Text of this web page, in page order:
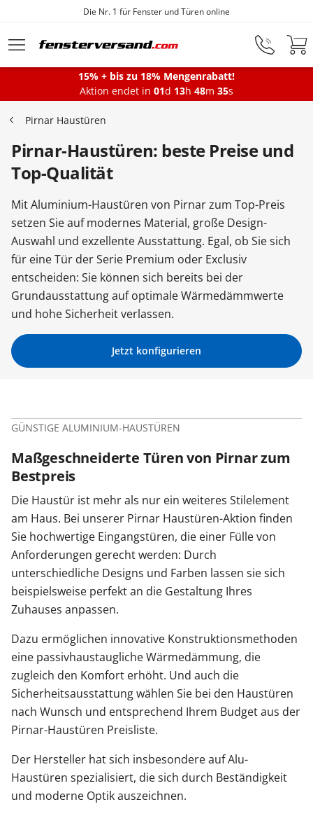
Zum Hauptinhalt springen
Die Nr. 1 für Fenster und Türen online
Montageservice
Fenster
Terrassentüren
Sonnenschutz
Garagentore
Carports
Anmelden / Registrieren
Kontakt / Hilfe
15% + bis zu 18% Mengenrabatt!
Aktion endet in 01d 13h 48m 35s
Pirnar Haustüren
Pirnar-Haustüren: beste Preise und
Top-Qualität
Mit Aluminium-Haustüren von Pirnar zum Top-Preis
setzen Sie auf modernes Material, große Design-
Auswahl und exzellente Ausstattung. Egal, ob Sie sich
für eine Tür der Serie Premium oder Exclusiv
entscheiden: Sie können sich bereits bei der
Grundausstattung auf optimale Wärmedämmwerte
und hohe Sicherheit verlassen.
Jetzt konfigurieren
GÜNSTIGE ALUMINIUM-HAUSTÜREN
Maßgeschneiderte Türen von Pirnar zum
Bestpreis
Die Haustür ist mehr als nur ein weiteres Stilelement
am Haus. Bei unserer Pirnar Haustüren-Aktion finden
Sie hochwertige Eingangstüren, die einer Fülle von
Anforderungen gerecht werden: Durch
unterschiedliche Designs und Farben lassen sie sich
beispielsweise perfekt an die Gestaltung Ihres
Zuhauses anpassen.
Dazu ermöglichen innovative Konstruktionsmethoden
eine passivhaustaugliche Wärmedämmung, die
zugleich den Komfort erhöht. Und auch die
Sicherheitsausstattung wählen Sie bei den Haustüren
nach Wunsch und entsprechend Ihrem Budget aus der
Pirnar-Haustüren Preisliste.
Der Hersteller hat sich insbesondere auf Alu-
Haustüren spezialisiert, die sich durch Beständigkeit
und moderne Optik auszeichnen.